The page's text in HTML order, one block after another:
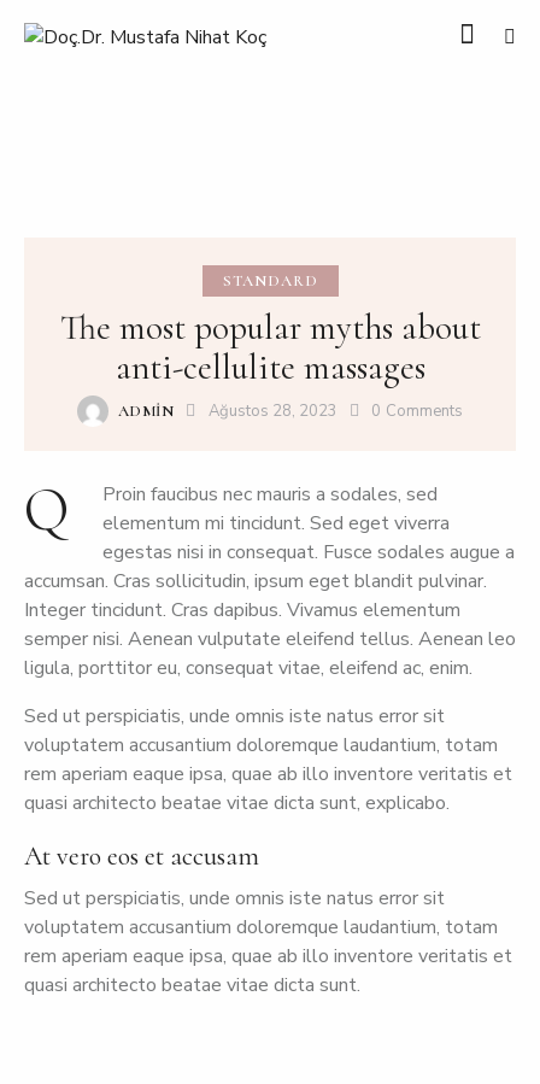
STANDARD
The most popular myths about
anti-cellulite massages
ADMIN Ağustos 28, 2023 0 Comments
Q
Proin faucibus nec mauris a sodales, sed
elementum mi tincidunt. Sed eget viverra
egestas nisi in consequat. Fusce sodales augue a
accumsan. Cras sollicitudin, ipsum eget blandit pulvinar.
Integer tincidunt. Cras dapibus. Vivamus elementum
semper nisi. Aenean vulputate eleifend tellus. Aenean leo
ligula, porttitor eu, consequat vitae, eleifend ac, enim.
Sed ut perspiciatis, unde omnis iste natus error sit
voluptatem accusantium doloremque laudantium, totam
rem aperiam eaque ipsa, quae ab illo inventore veritatis et
quasi architecto beatae vitae dicta sunt, explicabo.
At vero eos et accusam
Sed ut perspiciatis, unde omnis iste natus error sit
voluptatem accusantium doloremque laudantium, totam
rem aperiam eaque ipsa, quae ab illo inventore veritatis et
quasi architecto beatae vitae dicta sunt.